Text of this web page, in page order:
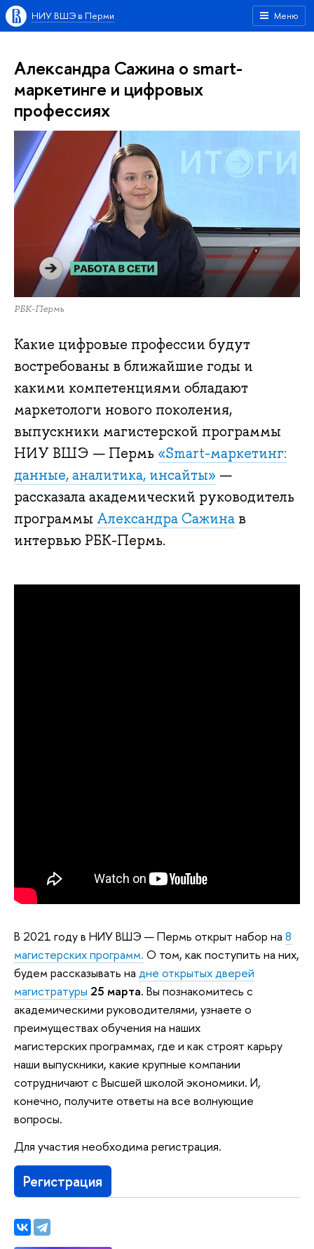
Меню
НИУ ВШЭ в Перми
Александра Сажина о smart-
маркетинге и цифровых
профессиях
РБК-Пермь
Какие цифровые профессии будут
востребованы в ближайшие годы и
какими компетенциями обладают
маркетологи нового поколения,
выпускники магистерской программы
НИУ ВШЭ — Пермь «Smart-маркетинг:
данные, аналитика, инсайты» —
рассказала академический руководитель
программы Александра Сажина в
интервью РБК-Пермь.
В 2021 году в НИУ ВШЭ — Пермь открыт набор на 8
магистерских программ. О том, как поступить на них,
будем рассказывать на дне открытых дверей
магистратуры 25 марта. Вы познакомитесь с
академическими руководителями, узнаете о
преимуществах обучения на наших
магистерских программах, где и как строят карьру
наши выпускники, какие крупные компании
сотрудничают с Высшей школой экономики. И,
конечно, получите ответы на все волнующие
вопросы.
Для участия необходима регистрация.
Регистрация